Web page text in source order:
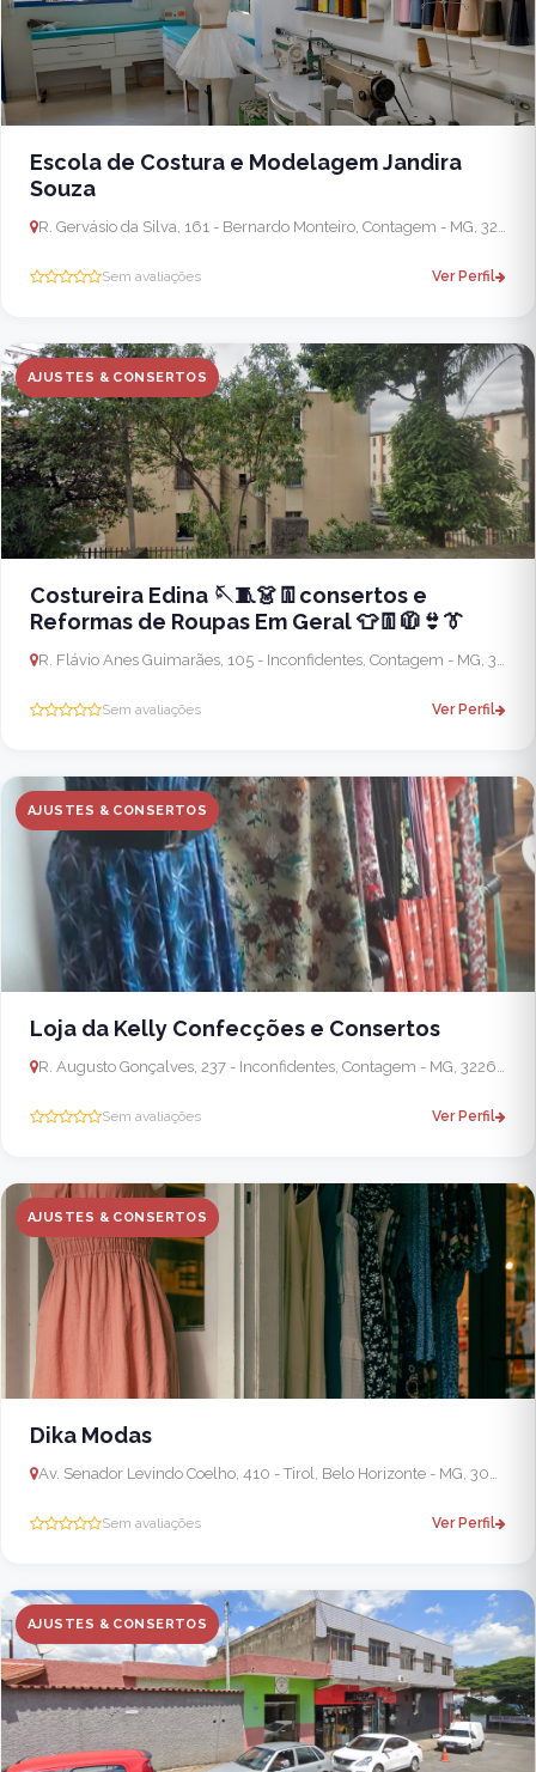
Escola de Costura e Modelagem Jandira
Souza
R. Gervásio da Silva, 161 - Bernardo Monteiro, Contagem - MG, 32010-060, Brasil
Sem avaliações Ver Perfil
AJUSTES & CONSERTOS
Costureira Edina 🪡🧵👗👖consertos e
Reformas de Roupas Em Geral 👕👖🧥👙👔
R. Flávio Anes Guimarães, 105 - Inconfidentes, Contagem - MG, 32265-080, Brasil
Sem avaliações Ver Perfil
AJUSTES & CONSERTOS
Loja da Kelly Confecções e Consertos
R. Augusto Gonçalves, 237 - Inconfidentes, Contagem - MG, 32260-560, Brasil
Sem avaliações Ver Perfil
AJUSTES & CONSERTOS
Dika Modas
Av. Senador Levindo Coelho, 410 - Tirol, Belo Horizonte - MG, 30662-290, Brasil - Ibirité
Sem avaliações Ver Perfil
AJUSTES & CONSERTOS